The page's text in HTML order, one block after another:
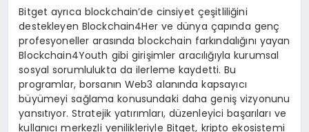
Bitget ayrıca blockchain’de cinsiyet çeşitliliğini
destekleyen Blockchain4Her ve dünya çapında genç
profesyoneller arasında blockchain farkındalığını yayan
Blockchain4Youth gibi girişimler aracılığıyla kurumsal
sosyal sorumlulukta da ilerleme kaydetti. Bu
programlar, borsanın Web3 alanında kapsayıcı
büyümeyi sağlama konusundaki daha geniş vizyonunu
yansıtıyor. Stratejik yatırımları, düzenleyici başarıları ve
kullanıcı merkezli yenilikleriyle Bitget, kripto ekosistemi